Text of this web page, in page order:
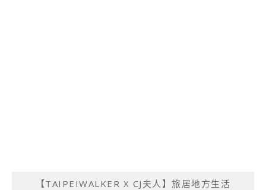
【TAIPEIWALKER X CJ夫人】旅居地方生活